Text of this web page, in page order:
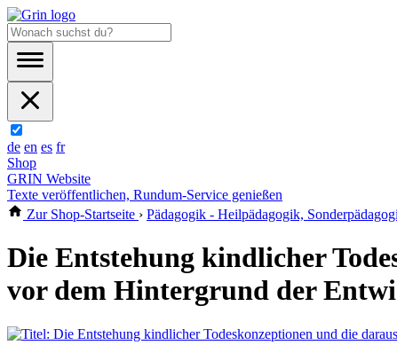
de en es fr
Shop
GRIN Website
Texte veröffentlichen, Rundum-Service genießen
Zur Shop-Startseite › Pädagogik - Heilpädagogik,
Die Entstehung kindlicher
vor dem Hintergrund der